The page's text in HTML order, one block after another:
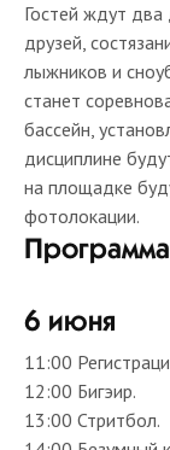
Гостей ждут два
друзей,
лыжников и
станет
бассейн,
дисциплине
на площадке
фотолокации.
Программа
6 июня
11:00
12:00 Бигэир.
13:00 Стритбол.